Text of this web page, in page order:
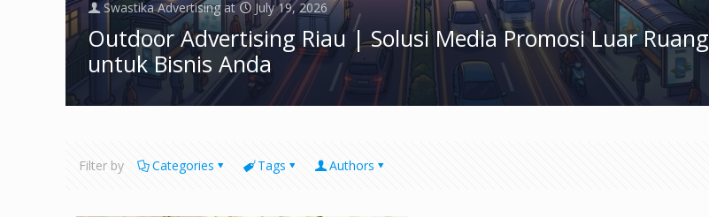
Swastika Advertising at July 19, 2026
Outdoor Advertising Riau | Solusi Media Promosi Luar Ruang
untuk Bisnis Anda
Filter by Categories Tags Authors